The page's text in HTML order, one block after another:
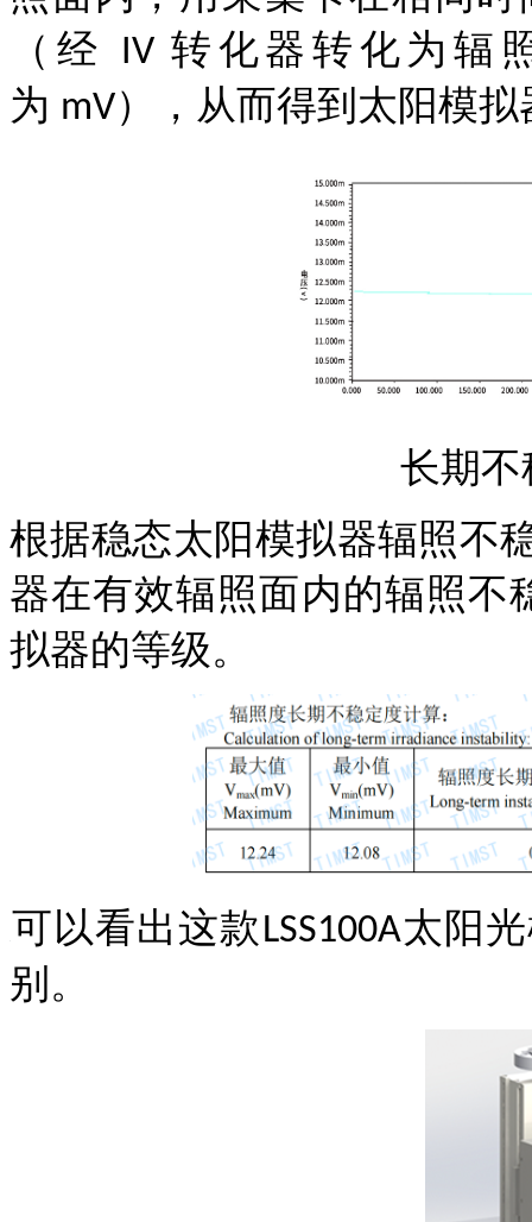
（经
IV 转化器转化为辐
为 mV），从而得到太阳模
长期不
根据稳态太阳模拟器辐照不
器在有效辐照面内的辐照不
拟器的等级。
可以看出这款LSS100A太阳
别 。